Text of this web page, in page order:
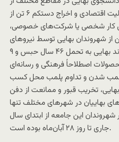
دانشگاه‌ها، ممانعت از فعالیت اقتصادی و اخراج دستکم ۶ تن از
کار شخصی یا شرکت‌های خصوصی،
و بازداشت ۷۲ تن از شهروندان بهایی توسط نیروهای
امنیتی، محکومیت ۲۴ شهروند بهایی به تحمل ۴۶ سال حبس و ۹
اصطلاحاً فرهنگی و رسانه‌ای
پلمب شدن و تداوم پلمب محل کسب
تخریب قبور و ممانعت از دفن
بهاییان در شهرهای مختلف تنها
این جامعه از ابتدای سال
جاری تا روز ۲۸ آبان‌ماه بوده است.